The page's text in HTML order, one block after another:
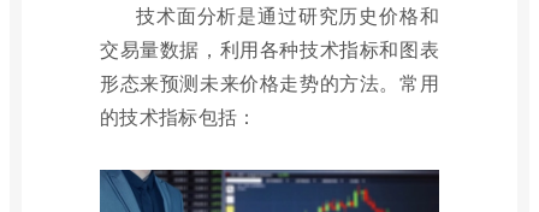
技术面分析是通过研究历史价格和
交易量数据，利用各种技术指标和图表
形态来预测未来价格走势的方法。常用
的技术指标包括：